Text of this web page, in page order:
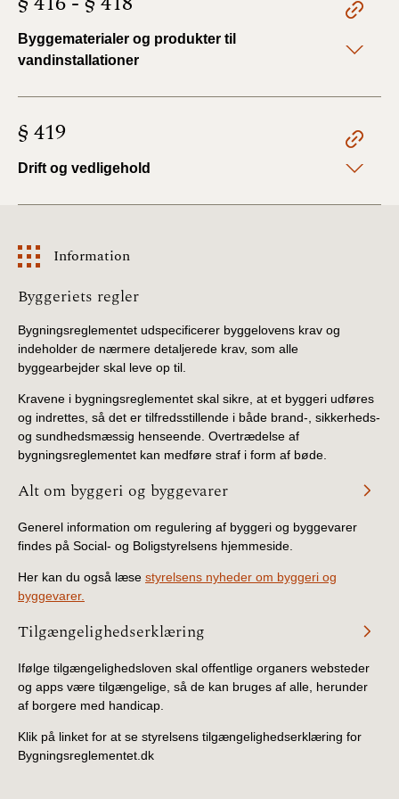
BR18 (4/7-31/12
2018)
Tidligere BR (1961-
Byggematerialer og produkter til
vandinstallationer
§ 419
Drift og vedligehold
Information
Information
Byggeriets regler
Bygningsreglementet udspecificerer byggelovens krav og
indeholder de nærmere detaljerede krav, som alle
byggearbejder skal leve op til.
Kravene i bygningsreglementet skal sikre, at et byggeri udføres
og indrettes, så det er tilfredsstillende i både brand-, sikkerheds-
og sundhedsmæssig henseende. Overtrædelse af
bygningsreglementet kan medføre straf i form af bøde.
Alt om byggeri og byggevarer
Generel information om regulering af byggeri og byggevarer
findes på Social- og Boligstyrelsens hjemmeside.
Her kan du også læse styrelsens nyheder om byggeri og
byggevarer.
Tilgængelighedserklæring
Ifølge tilgængelighedsloven skal offentlige organers websteder
og apps være tilgængelige, så de kan bruges af alle, herunder
af borgere med handicap.
Klik på linket for at se styrelsens tilgængelighedserklæring for
Bygningsreglementet.dk